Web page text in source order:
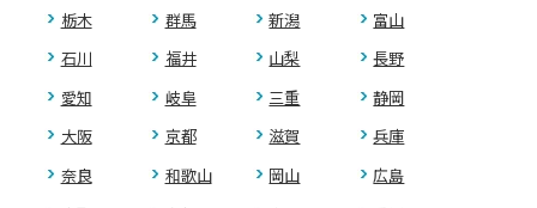
栃木
群馬 新潟
富山
石川
福井 山梨
長野
愛知
岐阜 三重
静岡
大阪
京都 滋賀
兵庫
奈良
和歌山 岡山
広島